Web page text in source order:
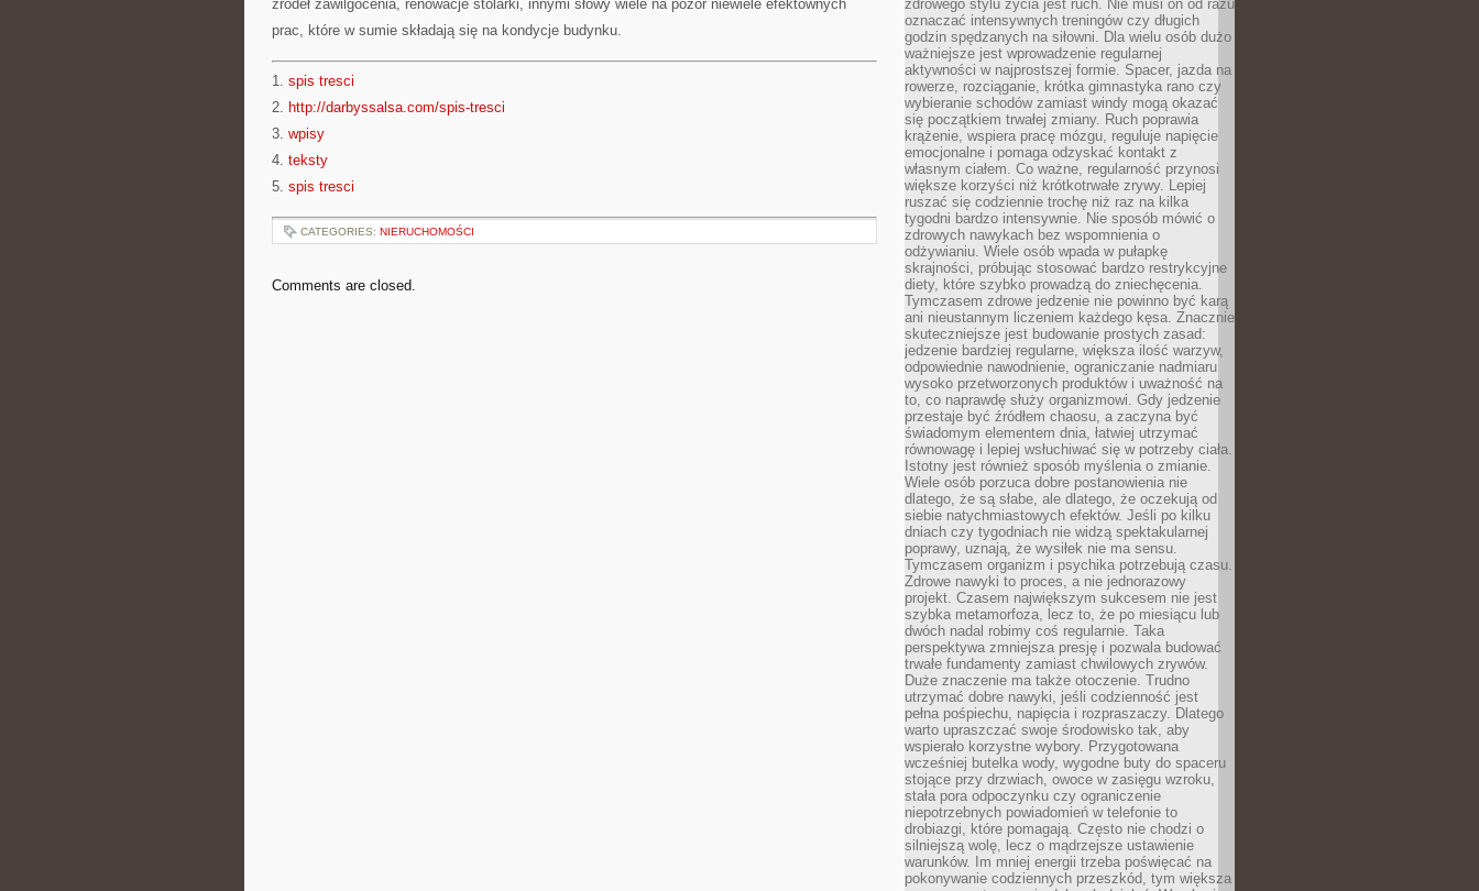
źródeł zawilgocenia, renowacje stolarki, innymi słowy wiele na pozór niewiele efektownych
prac, które w sumie składają się na kondycje budynku.
1. spis tresci
2. http://darbyssalsa.com/spis-tresci
3. wpisy
4. teksty
5. spis tresci
CATEGORIES: NIERUCHOMOŚCI
Comments are closed.
zdrowego stylu życia jest ruch. Nie musi on od razu
oznaczać intensywnych treningów czy długich
godzin spędzanych na siłowni. Dla wielu osób dużo
ważniejsze jest wprowadzenie regularnej
aktywności w najprostszej formie. Spacer, jazda na
rowerze, rozciąganie, krótka gimnastyka rano czy
wybieranie schodów zamiast windy mogą okazać
się początkiem trwałej zmiany. Ruch poprawia
krążenie, wspiera pracę mózgu, reguluje napięcie
emocjonalne i pomaga odzyskać kontakt z
własnym ciałem. Co ważne, regularność przynosi
większe korzyści niż krótkotrwałe zrywy. Lepiej
ruszać się codziennie trochę niż raz na kilka
tygodni bardzo intensywnie. Nie sposób mówić o
zdrowych nawykach bez wspomnienia o
odżywianiu. Wiele osób wpada w pułapkę
skrajności, próbując stosować bardzo restrykcyjne
diety, które szybko prowadzą do zniechęcenia.
Tymczasem zdrowe jedzenie nie powinno być karą
ani nieustannym liczeniem każdego kęsa. Znacznie
skuteczniejsze jest budowanie prostych zasad:
jedzenie bardziej regularne, większa ilość warzyw,
odpowiednie nawodnienie, ograniczanie nadmiaru
wysoko przetworzonych produktów i uważność na
to, co naprawdę służy organizmowi. Gdy jedzenie
przestaje być źródłem chaosu, a zaczyna być
świadomym elementem dnia, łatwiej utrzymać
równowagę i lepiej wsłuchiwać się w potrzeby ciała.
Istotny jest również sposób myślenia o zmianie.
Wiele osób porzuca dobre postanowienia nie
dlatego, że są słabe, ale dlatego, że oczekują od
siebie natychmiastowych efektów. Jeśli po kilku
dniach czy tygodniach nie widzą spektakularnej
poprawy, uznają, że wysiłek nie ma sensu.
Tymczasem organizm i psychika potrzebują czasu.
Zdrowe nawyki to proces, a nie jednorazowy
projekt. Czasem największym sukcesem nie jest
szybka metamorfoza, lecz to, że po miesiącu lub
dwóch nadal robimy coś regularnie. Taka
perspektywa zmniejsza presję i pozwala budować
trwałe fundamenty zamiast chwilowych zrywów.
Duże znaczenie ma także otoczenie. Trudno
utrzymać dobre nawyki, jeśli codzienność jest
pełna pośpiechu, napięcia i rozpraszaczy. Dlatego
warto upraszczać swoje środowisko tak, aby
wspierało korzystne wybory. Przygotowana
wcześniej butelka wody, wygodne buty do spaceru
stojące przy drzwiach, owoce w zasięgu wzroku,
stała pora odpoczynku czy ograniczenie
niepotrzebnych powiadomień w telefonie to
drobiazgi, które pomagają. Często nie chodzi o
silniejszą wolę, lecz o mądrzejsze ustawienie
warunków. Im mniej energii trzeba poświęcać na
pokonywanie codziennych przeszkód, tym większa